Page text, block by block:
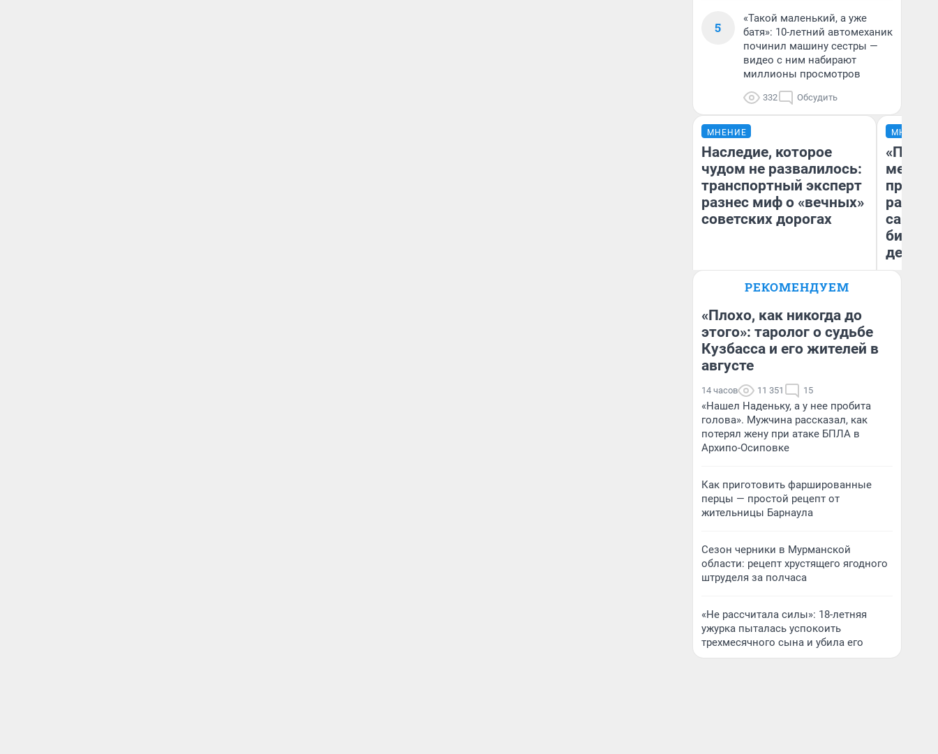
5
«Такой маленький, а уже
батя»: 10-летний автомеханик
починил машину сестры —
видео с ним набирают
миллионы просмотров
332 Обсудить
МНЕНИЕ
Наследие, которое
чудом не развалилось:
транспортный эксперт
разнес миф о «вечных»
советских дорогах
Блогер, предприниматель,
бизнесе
МНЕНИЕ
самом
РЕКОМЕНДУЕМ
«Плохо, как никогда до
этого»: таролог о судьбе
Кузбасса и его жителей в
августе
14 часов 11 351 15
«Нашел Наденьку, а у нее пробита
голова». Мужчина рассказал, как
потерял жену при атаке БПЛА в
Архипо-Осиповке
Как приготовить фаршированные
перцы — простой рецепт от
жительницы Барнаула
Сезон черники в Мурманской
области: рецепт хрустящего ягодного
штруделя за полчаса
«Не рассчитала силы»: 18-летняя
ужурка пыталась успокоить
трехмесячного сына и убила его